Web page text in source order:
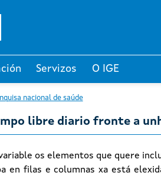
Servizos O IGE
nacional de saúde
libre diario fronte a
os elementos que quere
en filas e columnas xa está